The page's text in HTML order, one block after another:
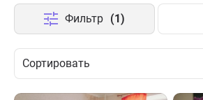
Сортировать
Фильтр (1)